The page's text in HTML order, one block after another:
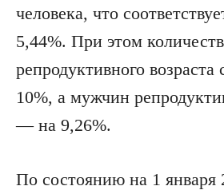
человека, что
5,44%. При этом
репродуктивного возраста
10%, а мужчин
— на 9,26%.
По состоянию на 1 января